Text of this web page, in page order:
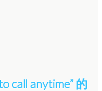
call anytime” 的